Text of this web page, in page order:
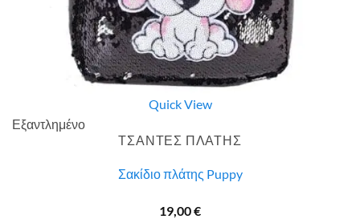
Quick View
Εξαντλημένο
ΤΣΑΝΤΕΣ ΠΛΑΤΗΣ
Σακίδιο πλάτης Puppy
19,00€